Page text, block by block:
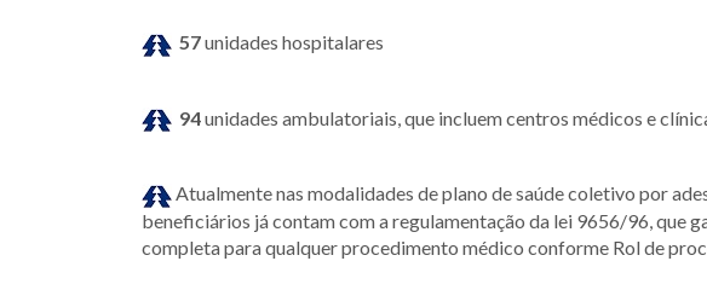
57unidades hospitalares
94unidades ambulatoriais, que incluem centros médicos e
Atualmente nas modalidades de plano de saúde coletivo por
beneficiários já contam com a regulamentação da lei 9656/96, que
completa para qualquer procedimento médico conforme Rol de